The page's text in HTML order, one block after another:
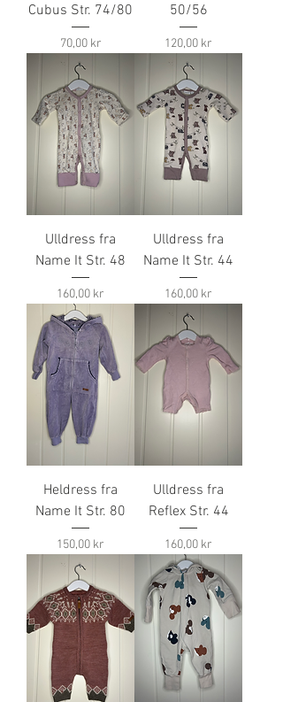
Cubus Str. 74/80
Pris
70,00 kr
50/56
Pris
120,00 kr
Ulldress fra
Name It Str. 48
Pris
160,00 kr
Ulldress fra
Name It Str. 44
Pris
160,00 kr
Heldress fra
Name It Str. 80
Pris
150,00 kr
Ulldress fra
Reflex Str. 44
Pris
160,00 kr